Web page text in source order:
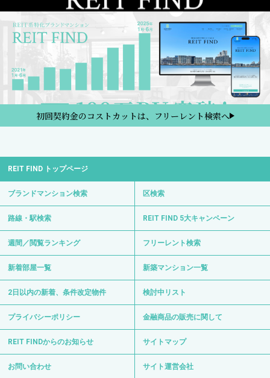
初回契約金のコストカットは、フリーレント検索へ
REIT FIND トップページ
ブランドマンション検索 区検索
路線・駅検索 REIT FIND 5大キャンペーン
週間／閲覧ランキング フリーレント検索
新着部屋一覧 新築マンション一覧
2日以内の新着、条件改定物件 検討中リスト
プライバシーポリシー 金融商品の販売に関して
REIT FINDからのお知らせ サイトマップ
お問い合わせ サイト運営会社